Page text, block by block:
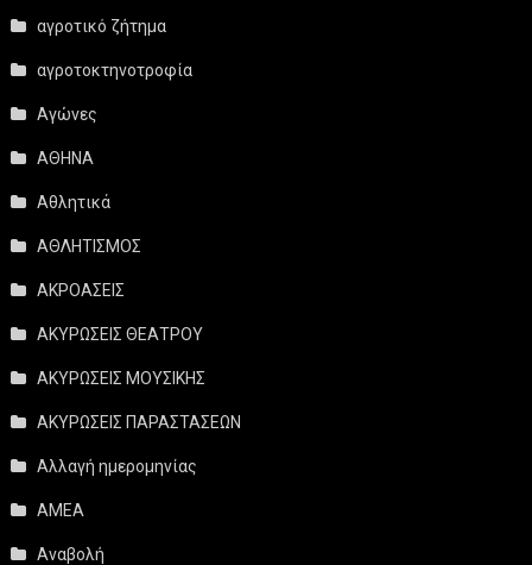
αγροτικό ζήτημα
αγροτοκτηνοτροφία
Αγώνες
ΑΘΗΝΑ
Αθλητικά
ΑΘΛΗΤΙΣΜΟΣ
ΑΚΡΟΑΣΕΙΣ
ΑΚΥΡΩΣΕΙΣ ΘΕΑΤΡΟΥ
ΑΚΥΡΩΣΕΙΣ ΜΟΥΣΙΚΗΣ
ΑΚΥΡΩΣΕΙΣ ΠΑΡΑΣΤΑΣΕΩΝ
Αλλαγή ημερομηνίας
ΑΜΕΑ
Αναβολή